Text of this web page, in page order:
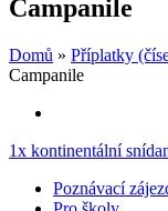
Campanile
Domů » Příplatky
Campanile
1x kontinentální
Poznávací